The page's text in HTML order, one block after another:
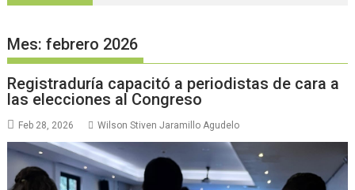
Mes:febrero 2026
Registraduría capacitó a periodistas de cara a
las elecciones al Congreso
Feb 28, 2026 Wilson Stiven Jaramillo Agudelo